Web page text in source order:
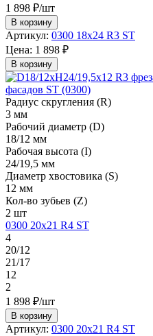
1 898 ₽/шт
В корзину
Артикул: 0300 18х24 R3 ST
Цена: 1 898 ₽
В корзину
Радиус скругления (R)
3 мм
Рабочий диаметр (D)
18/12 мм
Рабочая высота (I)
24/19,5 мм
Диаметр хвостовика (S)
12 мм
Кол-во зубьев (Z)
2 шт
0300 20х21 R4 ST
4
20/12
21/17
12
2
1 898 ₽/шт
В корзину
Артикул: 0300 20х21 R4 ST